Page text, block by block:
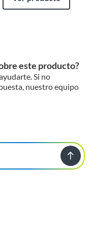
este producto?
Si no
nuestro equipo